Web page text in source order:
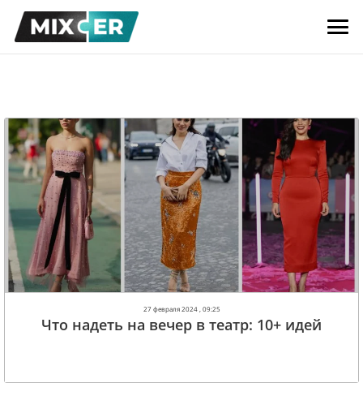
27 февраля 2024 , 09:25
Что надеть на вечер в театр: 10+ идей